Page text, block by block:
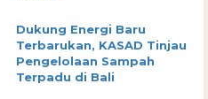
Dukung Energi Baru
Terbarukan, KASAD Tinjau
Pengelolaan Sampah
Terpadu di Bali